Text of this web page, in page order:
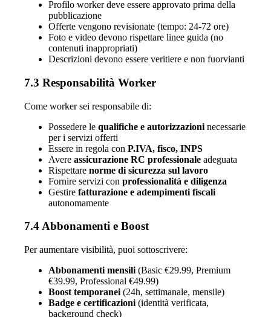
Profilo worker deve essere approvato prima della
pubblicazione
Offerte vengono revisionate (tempo: 24-72 ore)
Foto e video devono rispettare linee guida (no
contenuti inappropriati)
Descrizioni devono essere veritiere e non fuorvianti
7.3 Responsabilità Worker
Come worker sei responsabile di:
Possedere le qualifiche e autorizzazioni necessarie
per i servizi offerti
Essere in regola con P.IVA, fisco, INPS
Avere assicurazione RC professionale adeguata
Rispettare norme di sicurezza sul lavoro
Fornire servizi con professionalità e diligenza
Gestire fatturazione e adempimenti fiscali
autonomamente
7.4 Abbonamenti e Boost
Per aumentare visibilità, puoi sottoscrivere:
Abbonamenti mensili (Basic €29.99, Premium
€39.99, Professional €49.99)
Boost temporanei (24h, settimanale, mensile)
Badge e certificazioni (identità verificata,
background check)